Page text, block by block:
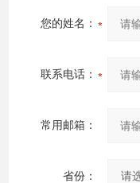
您的姓名：
联系电话：
常用邮箱：
省份：